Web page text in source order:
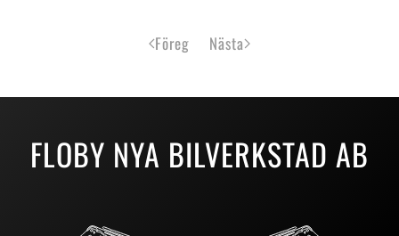
Föreg Nästa
FLOBY NYA BILVERKSTAD AB